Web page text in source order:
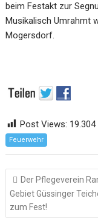
beim Festakt zur
Musikalisch Umrahmt
Mogersdorf.
Post Views: 19.304
Feuerwehr
Der Pflegeverein
Gebiet Güssinger
zum Fest!